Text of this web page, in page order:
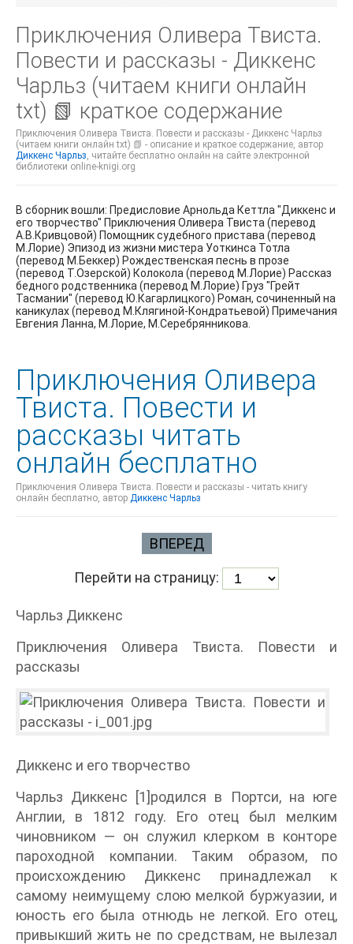
Приключения Оливера Твиста.
Повести и рассказы - Диккенс
Чарльз (читаем книги онлайн
txt) 📗 краткое содержание
Приключения Оливера Твиста. Повести и рассказы - Диккенс Чарльз
(читаем книги онлайн txt) 📗 - описание и краткое содержание, автор
Диккенс Чарльз, читайте бесплатно онлайн на сайте электронной
библиотеки online-knigi.org
В сборник вошли: Предисловие Арнольда Кеттла "Диккенс и
его творчество" Приключения Оливера Твиста (перевод
А.В.Кривцовой) Помощник судебного пристава (перевод
М.Лорие) Эпизод из жизни мистера Уоткинса Тотла
(перевод М.Беккер) Рождественская песнь в прозе
(перевод Т.Озерской) Колокола (перевод М.Лорие) Рассказ
бедного родственника (перевод М.Лорие) Груз "Грейт
Тасмании" (перевод Ю.Кагарлицкого) Роман, сочиненный на
каникулах (перевод М.Клягиной-Кондратьевой) Примечания
Евгения Ланна, М.Лорие, М.Серебрянникова.
Приключения Оливера
Твиста. Повести и
рассказы читать
онлайн бесплатно
Приключения Оливера Твиста. Повести и рассказы - читать книгу
онлайн бесплатно, автор Диккенс Чарльз
ВПЕРЕД
Перейти на страницу:
Чарльз Диккенс
Приключения Оливера Твиста. Повести и
рассказы
Диккенс и его творчество
Чарльз Диккенс [1]родился в Портси, на юге
Англии, в 1812 году. Его отец был мелким
чиновником — он служил клерком в конторе
пароходной компании. Таким образом, по
происхождению Диккенс принадлежал к
самому неимущему слою мелкой буржуазии, и
юность его была отнюдь не легкой. Его отец,
привыкший жить не по средствам, не вылезал